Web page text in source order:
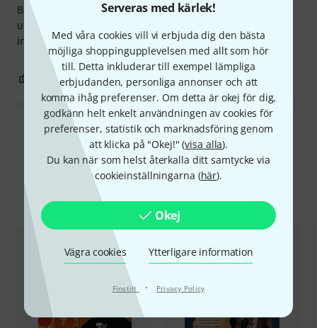
Serveras med kärlek!
Med våra cookies vill vi erbjuda dig den bästa
möjliga shoppingupplevelsen med allt som hör
till. Detta inkluderar till exempel lämpliga
erbjudanden, personliga annonser och att
komma ihåg preferenser. Om detta är okej för dig,
godkänn helt enkelt användningen av cookies för
preferenser, statistik och marknadsföring genom
att klicka på "Okej!" (visa alla).
Du kan när som helst återkalla ditt samtycke via
cookieinställningarna (här).
Okej
Vägra cookies Ytterligare information
Finstilt · Privacy Policy
Basic Blues-pjäserna är mycket enkla att spela och ger ett
utmärkt tillfälle att komma igång med dina första försök till
improvisation. CD-skivan är till stor hjälp.
0 ANMÄL RECENSION
Läs alla recensioner
Jämför alternativ